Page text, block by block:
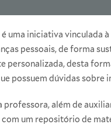
uma iniciativa vinculada
pessoais, de forma
personalizada, desta
possuem dúvidas sobre
professora, além de
um repositório de